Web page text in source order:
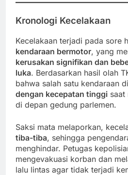
Kronologi Kecelakaan
Kecelakaan terjadi pada sore
kendaraan bermotor, yang
kerusakan signifikan dan
luka. Berdasarkan hasil olah
bahwa salah satu kendaraan
dengan kecepatan tinggi saat
di depan gedung parlemen.
Saksi mata melaporkan,
tiba-tiba, sehingga
menghindar. Petugas
mengevakuasi korban dan
lalu lintas agar tidak terjadi